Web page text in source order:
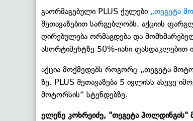
გაორმაგებული PLUS ქულები „თეგეტა
შეთავაზებით სარგებლობს. აქციის
ღირებულება ორმაგდება და
ასორტიმენტზე 50%-იანი ფასდაკლებით
აქცია მოქმედებს როგორც „თეგეტა
ზე. PLUS შეთავაზება 5 ივლისს ასევე
მოტორსის“ სტენდებზე.
ელენე კოხრეიძე, "თეგეტა ჰოლდინგის"